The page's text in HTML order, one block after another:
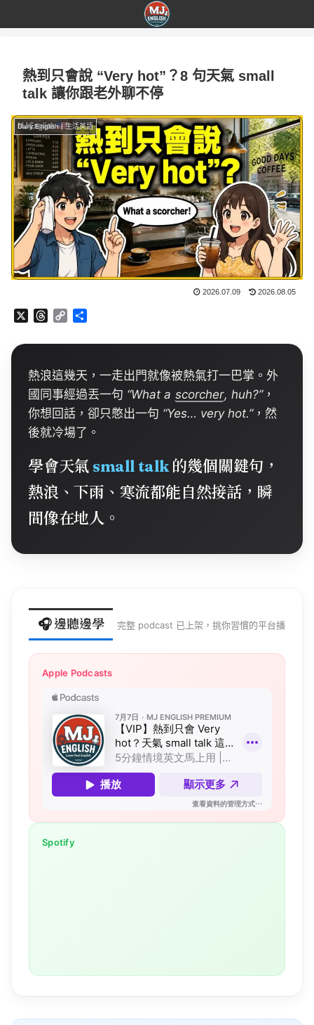
熱到只會說 “Very hot”？8 句天氣 small
talk 讓你跟老外聊不停
Daily English | 生活英語
2026.07.09 2026.08.05
r
a
s
C
p
L
n
k
熱浪這幾天，一走出門就像被熱氣打一巴掌。外
國同事經過丟一句 “What a scorcher, huh?”，
你想回話，卻只憋出一句 “Yes… very hot.”，然
後就冷場了。
學會天氣 smalltalk的幾個關鍵句，
熱浪、下雨、寒流都能自然接話，瞬
間像在地人。
🎧 邊聽邊學 完整 podcast 已上架，挑你習慣的平台播
Apple Podcasts
Spotify